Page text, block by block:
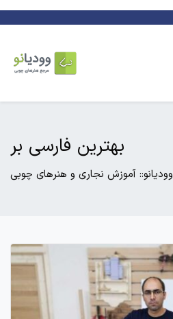
بهترین فارسی بر
وودیانو:: آموزش نجاری و هنرهای چوبی